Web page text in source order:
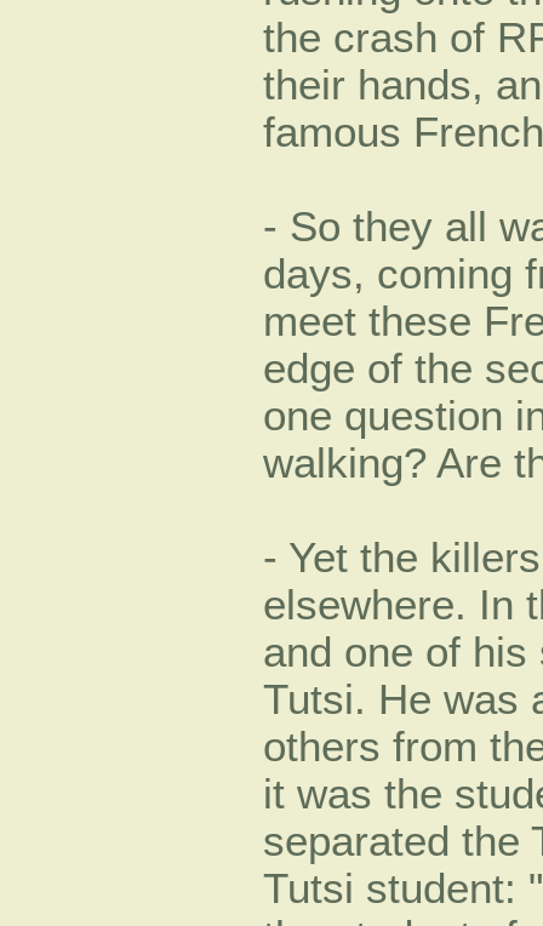
the crash of
their hands,
famous
- So they all
days, coming
meet these
edge of the
one question
walking? Are
- Yet the
elsewhere. In
and one of
Tutsi. He was
others from
it was the
separated the
Tutsi student: